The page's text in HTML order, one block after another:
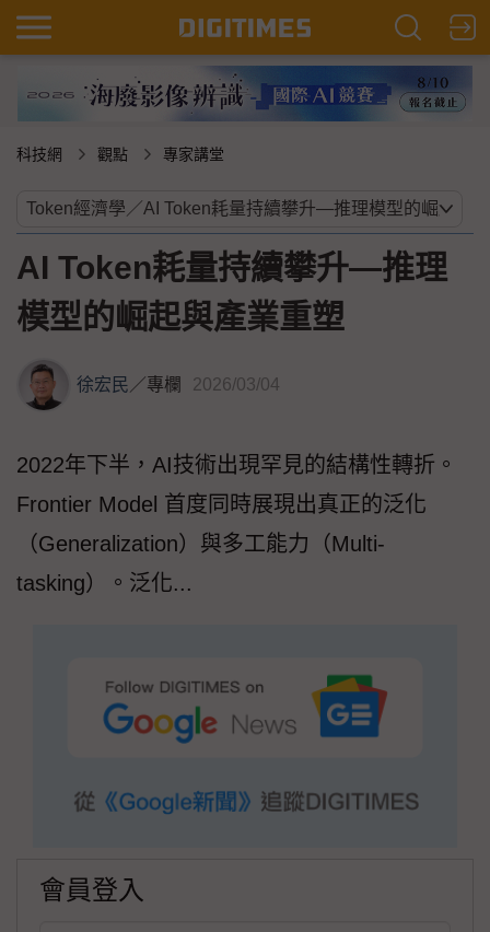
科技網 觀點 專家講堂
AI Token耗量持續攀升—推理
模型的崛起與產業重塑
徐宏民／專欄 2026/03/04
2022年下半，AI技術出現罕見的結構性轉折。
Frontier Model 首度同時展現出真正的泛化
（Generalization）與多工能力（Multi-
tasking）。泛化...
會員登入